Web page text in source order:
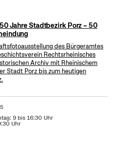
Jahre Stadtbezirk Porz – 50
des Bürgeramtes
Rechtsrheinisches
Archiv mit Rheinischem
Stadt Porz bis zum heutigen
9 bis 16:30 Uhr
Uhr